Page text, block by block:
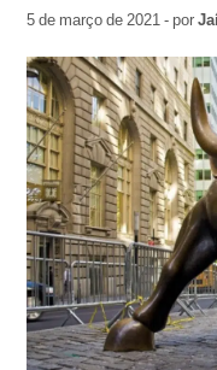
5 de março de 2021 - por